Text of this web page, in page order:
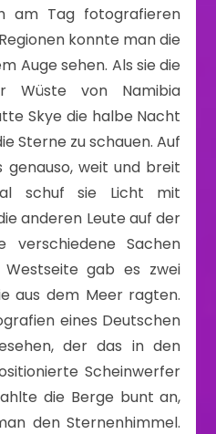
am Tag fotografieren
konnte man die
Auge sehen. Als sie die
von Namibia
Skye die halbe Nacht
Sterne zu schauen. Auf
genauso, weit und breit
schuf sie Licht mit
anderen Leute auf der
verschiedene Sachen
gab es zwei
aus dem Meer ragten.
eines Deutschen
der das in den
Scheinwerfer
die Berge bunt an,
den Sternenhimmel.